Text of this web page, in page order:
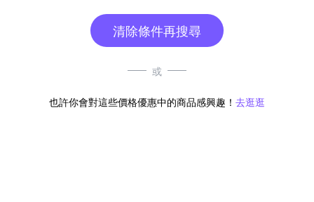
清除條件再搜尋
或
也許你會對這些價格優惠中的商品感興趣！ 去逛逛